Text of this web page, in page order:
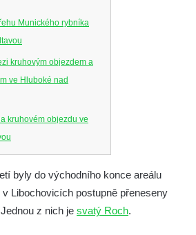
Munického rybníka
kruhovým objezdem a
ve Hluboké nad
kruhovém objezdu ve
v ZOO Hluboká
Hluboká
ZOO Hluboká
byly do východního konce areálu
v Libochovicích postupně přeneseny
z nich je svatý Roch.